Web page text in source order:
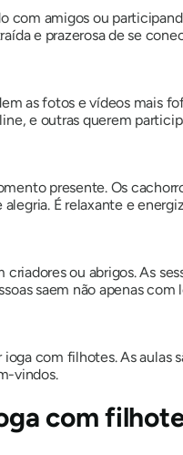
com amigos ou
e prazerosa de se
as fotos e vídeos mais
e outras querem
presente. Os
É relaxante e
criadores ou abrigos. As
saem não apenas
com filhotes. As
vindos.
com